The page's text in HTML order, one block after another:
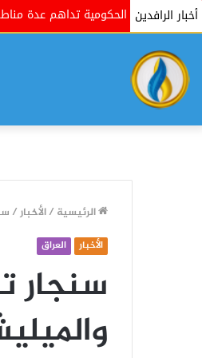
أخبار الرافدين
القوات الحكومية تداهم عدة مناطق
الرئيسية /الأخبار/
الأخبار العراق
سنجار